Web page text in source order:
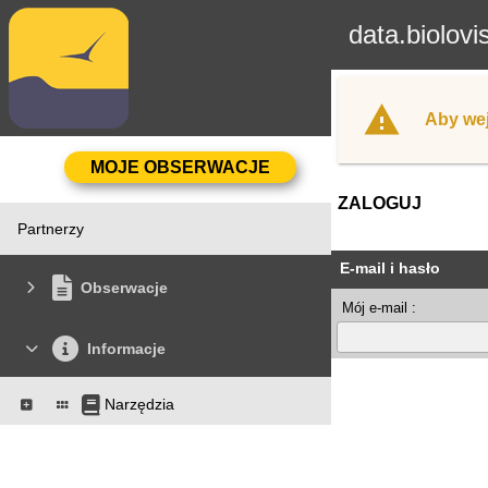
Partnerzy
Obserwacje
Informacje
Narzędzia
Aby
ZALOGUJ
E-mail i hasło
Mój e-mail :